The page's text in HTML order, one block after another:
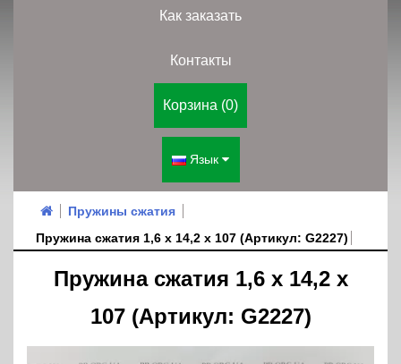
Как заказать
Контакты
Корзина (0)
Язык
Пружины сжатия
Пружина сжатия 1,6 х 14,2 х 107 (Артикул: G2227)
Пружина сжатия 1,6 х 14,2 х
107 (Артикул: G2227)